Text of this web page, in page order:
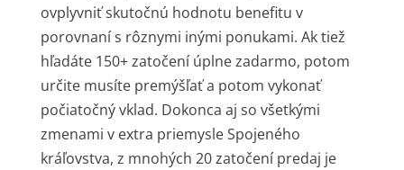
ovplyvniť skutočnú hodnotu benefitu v
porovnaní s rôznymi inými ponukami. Ak tiež
hľadáte 150+ zatočení úplne zadarmo, potom
určite musíte premýšľať a potom vykonať
počiatočný vklad. Dokonca aj so všetkými
zmenami v extra priemysle Spojeného
kráľovstva, z mnohých 20 zatočení predaj je